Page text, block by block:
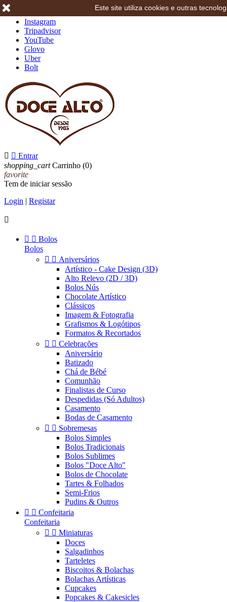
Instagram
Tripadvisor
YouTube
Glovo
Uber
Bolt
  Entrar
shopping_cart Carrinho (0)
favorite
Tem de iniciar sessão
Login | Registar

  Bolos
Bolos
  Aniversários
Artístico - Cake Design (3D)
Alto Relevo (2D / 3D)
Bolos Nús
Chocolate Artístico
Clássicos
Imagem & Fotografia
Grafismos & Logótipos
Formatos & Recortados
  Celebrações
Aniversário
Batizado
Chá de Bébé
Comunhão
Finalistas de Curso
Despedidas (Só Adultos)
Casamento
Bodas de Casamento
  Sobremesas
Bolos Simples
Bolos Tradicionais
Bolos Sublimes
Bolos "Doce Alto"
Bolos de Chocolate
Tartes & Folhados
Semi-Frios
Pudins & Outros
  Confeitaria
Confeitaria
  Miniaturas
Doces
Salgadinhos
Tarteletes
Biscoitos & Bolachas
Bolachas Artísticas
Cupcakes
Popcakes & Cakesicles
Este site utiliza cookies e outras